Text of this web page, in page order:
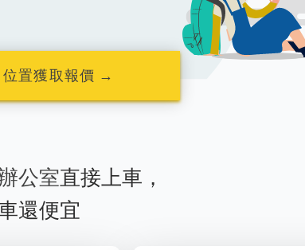
置獲取報價 →
公室直接上車，
還便宜